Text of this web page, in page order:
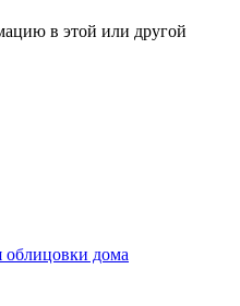
в этой или другой
облицовки дома